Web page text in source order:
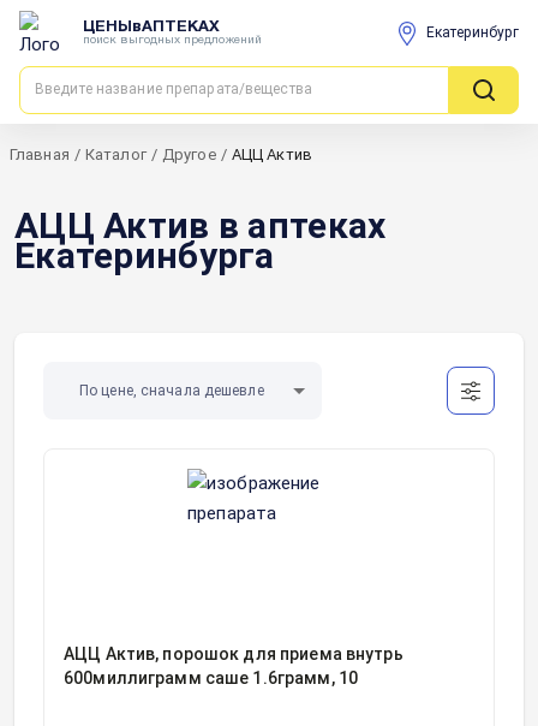
ЦЕНЫвАПТЕКАХ
поиск выгодных предложений Екатеринбург
Главная / Каталог / Другое / АЦЦ Актив
АЦЦ Актив в аптеках
Екатеринбурга
По цене, сначала дешевле
АЦЦ Актив, порошок для приема внутрь
600миллиграмм саше 1.6грамм, 10